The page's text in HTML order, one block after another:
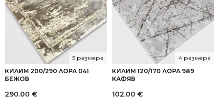
КИЛИМ 200/290 ЛОРА 041
БЕЖОВ
5 размера
290.00 €
КИЛИМ 120/170 ЛОРА 989
КАФЯВ
4 размера
102.00 €